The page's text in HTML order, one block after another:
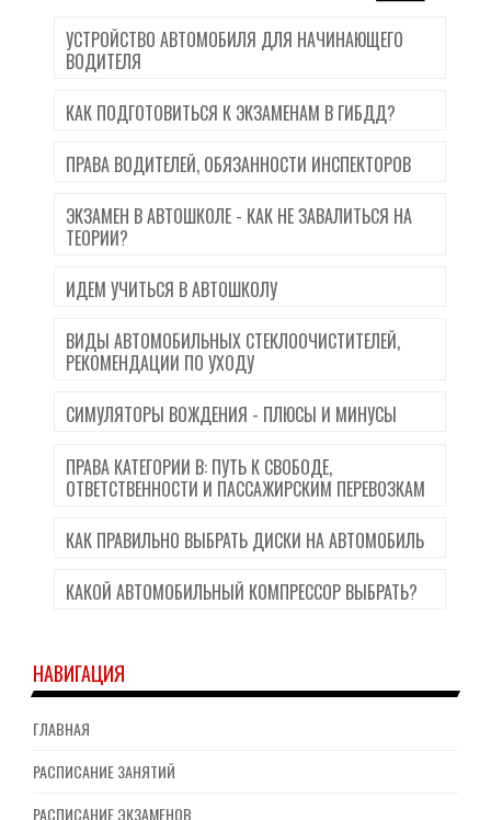
УСТРОЙСТВО АВТОМОБИЛЯ ДЛЯ НАЧИНАЮЩЕГО
ВОДИТЕЛЯ
КАК ПОДГОТОВИТЬСЯ К ЭКЗАМЕНАМ В ГИБДД?
ПРАВА ВОДИТЕЛЕЙ, ОБЯЗАННОСТИ ИНСПЕКТОРОВ
ЭКЗАМЕН В АВТОШКОЛЕ - КАК НЕ ЗАВАЛИТЬСЯ НА
ТЕОРИИ?
ИДЕМ УЧИТЬСЯ В АВТОШКОЛУ
ВИДЫ АВТОМОБИЛЬНЫХ СТЕКЛООЧИСТИТЕЛЕЙ,
РЕКОМЕНДАЦИИ ПО УХОДУ
СИМУЛЯТОРЫ ВОЖДЕНИЯ - ПЛЮСЫ И МИНУСЫ
ПРАВА КАТЕГОРИИ B: ПУТЬ К СВОБОДЕ,
ОТВЕТСТВЕННОСТИ И ПАССАЖИРСКИМ ПЕРЕВОЗКАМ
КАК ПРАВИЛЬНО ВЫБРАТЬ ДИСКИ НА АВТОМОБИЛЬ
КАКОЙ АВТОМОБИЛЬНЫЙ КОМПРЕССОР ВЫБРАТЬ?
НАВИГАЦИЯ
ГЛАВНАЯ
РАСПИСАНИЕ ЗАНЯТИЙ
РАСПИСАНИЕ ЭКЗАМЕНОВ